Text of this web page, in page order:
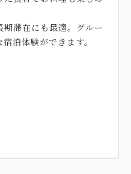
滞在にも最適。グルー
泊体験ができます。